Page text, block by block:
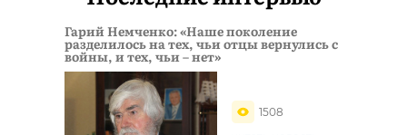
Гарий Немченко: «Наше поколение
разделилось на тех, чьи отцы вернулись с
войны, и тех, чьи – нет»
1508